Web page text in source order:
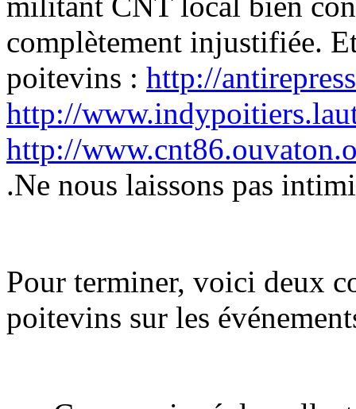
complètement injustifiée.
poitevins : http://
http://
http://
.Ne nous laissons pas
Pour terminer, voici deux
poitevins sur les